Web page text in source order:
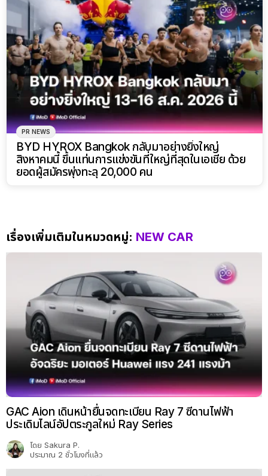
PR NEWS
BYD HYROX Bangkok กลับมาอย่างยิ่งใหญ่
สิงหาคมนี้ ขึ้นแท่นการแข่งขันที่ใหญ่ที่สุดในเอเชีย ด้วย
ยอดผู้สมัครพุ่งทะลุ 20,000 คน
เรื่องเพิ่มเติมในหมวดหมู่: NEW CAR
GAC Aion เดินหน้ายื่นจดทะเบียน Ray 7 ซีดานไฟฟ้า
ประเดิมไลน์อัปตระกูลใหม่ Ray Series
โดย Sakura P.
ประมาณ 2 ชั่วโมงที่แล้ว